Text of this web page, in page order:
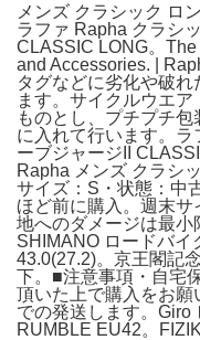
メンズ クラシック ロ
ラファ Rapha クラシ
CLASSIC LONG。
and Accessories. |
タグなどに劣化や破
ます。サイクルウエ
ものとし、プチプチ
に入れて行います。ラ
ーブジャージII
Rapha メンズ クラシ
サイズ：S・状態：中
ほど前に購入。週末
地へのダメージは最小
SHIMANO ロードバ
43.0(27.2)。京王閣
下。■注意事項・自宅
頂いた上で購入をお
での発送します。Giro
RUMBLE EU42。